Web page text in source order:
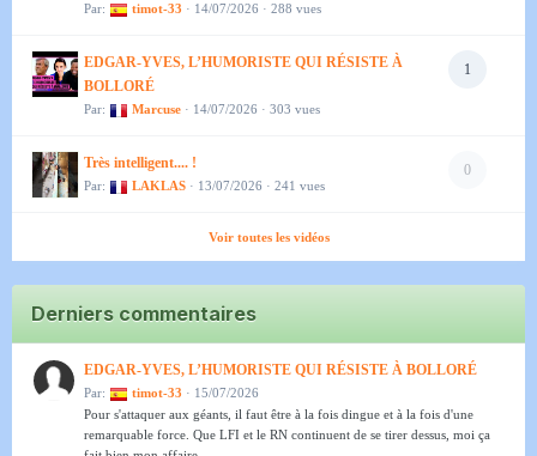
Par: timot-33 · 14/07/2026 · 288 vues
1
EDGAR-YVES, L’HUMORISTE QUI RÉSISTE À
BOLLORÉ
Par: Marcuse · 14/07/2026 · 303 vues
0
Très intelligent.... !
Par: LAKLAS · 13/07/2026 · 241 vues
Voir toutes les vidéos
Derniers commentaires
EDGAR-YVES, L’HUMORISTE QUI RÉSISTE À BOLLORÉ
Par: timot-33 · 15/07/2026
Pour s'attaquer aux géants, il faut être à la fois dingue et à la fois d'une
remarquable force. Que LFI et le RN continuent de se tirer dessus, moi ça